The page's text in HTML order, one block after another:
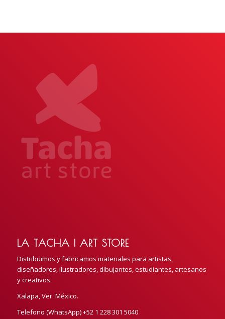
LA TACHA | ART STORE
Distribuimos y fabricamos materiales para artistas,
diseñadores, ilustradores, dibujantes, estudiantes, artesanos
y creativos.
Xalapa, Ver. México.
Telefono (WhatsApp) +52 1 228 301 5040